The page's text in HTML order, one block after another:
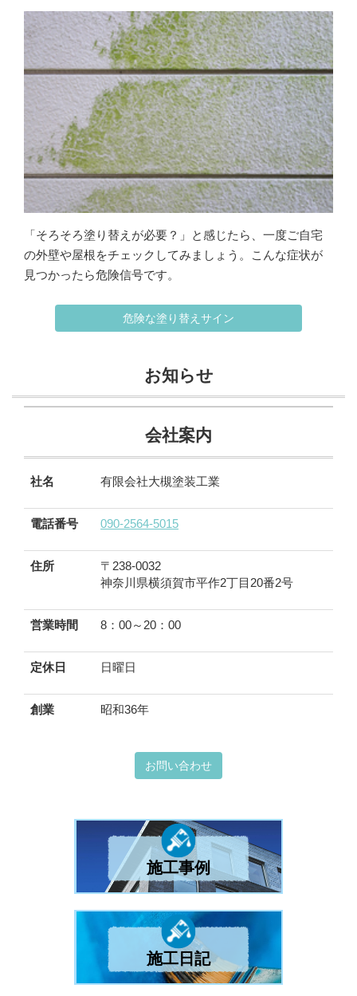
「そろそろ塗り替えが必要？」と感じたら、一度ご自宅
の外壁や屋根をチェックしてみましょう。こんな症状が
見つかったら危険信号です。
危険な塗り替えサイン
お知らせ
会社案内
社名 有限会社大槻塗装工業
電話番号 090-2564-5015
住所
〒238-0032
神奈川県横須賀市平作2丁目20番2号
営業時間 8：00～20：00
定休日 日曜日
創業 昭和36年
お問い合わせ
施工事例
施工日記